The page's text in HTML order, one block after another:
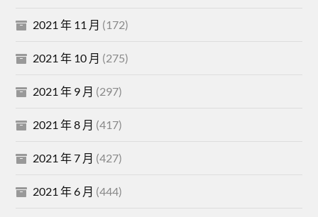
2021 年 11 月 (172)
2021 年 10 月 (275)
2021 年 9 月 (297)
2021 年 8 月 (417)
2021 年 7 月 (427)
2021 年 6 月 (444)